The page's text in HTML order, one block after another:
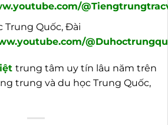
Trung Quốc, Đài
trung tâm uy tín lâu năm trên
trung và du học Trung Quốc,